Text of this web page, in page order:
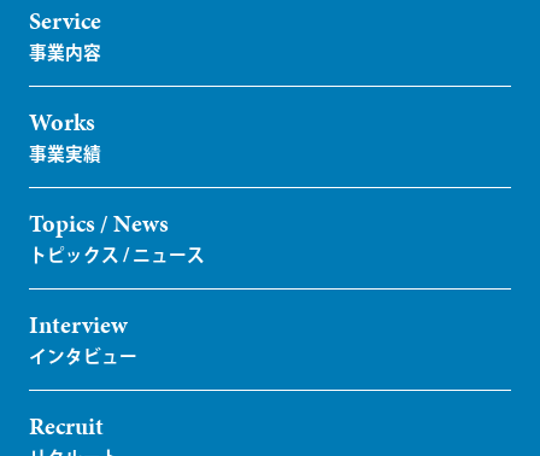
Service
Works
Topics / News
Interview
Recruit